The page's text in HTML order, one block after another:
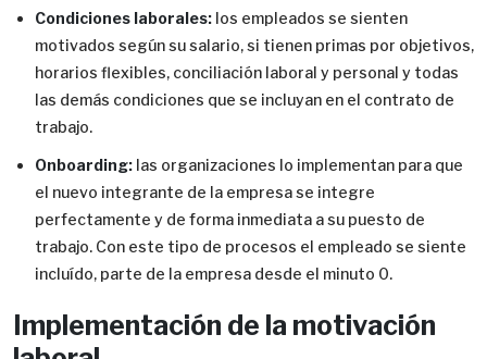
Condiciones laborales: los empleados se sienten
motivados según su salario, si tienen primas por objetivos,
horarios flexibles, conciliación laboral y personal y todas
las demás condiciones que se incluyan en el contrato de
trabajo.
Onboarding: las organizaciones lo implementan para que
el nuevo integrante de la empresa se integre
perfectamente y de forma inmediata a su puesto de
trabajo. Con este tipo de procesos el empleado se siente
incluído, parte de la empresa desde el minuto 0.
Implementación de la motivación